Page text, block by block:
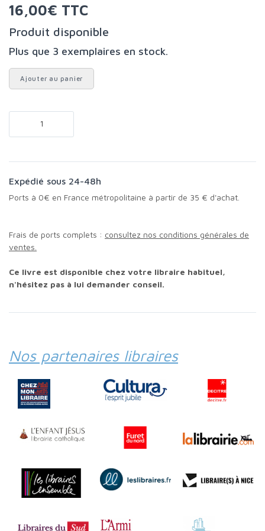
16,00€ TTC
Produit disponible
Plus que 3 exemplaires en stock.
Ajouter au panier
Expédié sous 24-48h
Ports à 0€ en France métropolitaine à partir de 35 € d'achat.
Frais de ports complets : consultez nos conditions générales de
ventes.
Ce livre est disponible chez votre libraire habituel,
n'hésitez pas à lui demander conseil.
Nos partenaires libraires